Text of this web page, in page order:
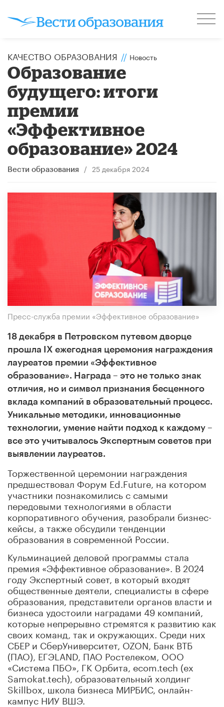
КАЧЕСТВО ОБРАЗОВАНИЯ // Новость
​Образование
будущего: итоги
премии
«Эффективное
образование» 2024
Вести образования / 25 декабря 2024
Пресс-служба премии «Эффективное образование»
18 декабря в Петровском путевом дворце
прошла IX ежегодная церемония награждения
лауреатов премии «Эффективное
образование». Награда – это не только знак
отличия, но и символ признания бесценного
вклада компаний в образовательный процесс.
Уникальные методики, инновационные
технологии, умение найти подход к каждому –
все это учитывалось Экспертным советов при
выявлении лауреатов.
Торжественной церемонии награждения
предшествовал Форум Ed.Future, на котором
участники познакомились с самыми
передовыми технологиями в области
корпоративного обучения, разобрали бизнес-
кейсы, а также обсудили тенденции
образования в современной России.
Кульминацией деловой программы стала
премия «Эффективное образование». В 2024
году Экспертный совет, в который входят
общественные деятели, специалисты в сфере
образования, представители органов власти и
бизнеса удостоили наградами 49 компаний,
которые непрерывно стремятся к развитию как
своих команд, так и окружающих. Среди них
СБЕР и СберУниверситет, OZON, Банк ВТБ
(ПАО), ЕГЭLAND, ПАО Ростелеком, ООО
«Система ПБО», ГК Орбита, ecom.tech (ex
Samokat.tech), образовательный холдинг
Skillbox, школа бизнеса МИРБИС, онлайн-
кампус НИУ ВШЭ.